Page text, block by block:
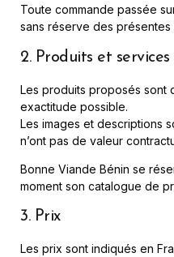
Toute commande passée
sans réserve des présentes
2. Produits et services
Les produits proposés sont
exactitude possible.
Les images et descriptions
n’ont pas de valeur
Bonne Viande Bénin se
moment son catalogue de
3. Prix
Les prix sont indiqués en